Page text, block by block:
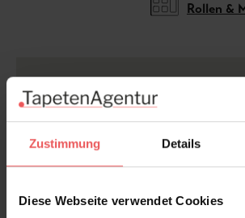
Zustimmung Details
Diese Webseite verwendet Cookies
Rollen &
Sondermaße möglich.Die Tapete ist
klein? Dieses Motiv kann individuell
angefertigt werden. Bitte kontaktieren